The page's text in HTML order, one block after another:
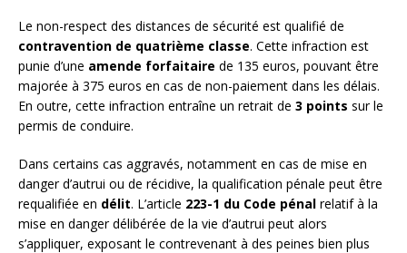
Le non-respect des distances de sécurité est qualifié de
contravention de quatrième classe. Cette infraction est
punie d’une amende forfaitaire de 135 euros, pouvant être
majorée à 375 euros en cas de non-paiement dans les délais.
En outre, cette infraction entraîne un retrait de 3 points sur le
permis de conduire.
Dans certains cas aggravés, notamment en cas de mise en
danger d’autrui ou de récidive, la qualification pénale peut être
requalifiée en délit. L’article 223-1 du Code pénal relatif à la
mise en danger délibérée de la vie d’autrui peut alors
s’appliquer, exposant le contrevenant à des peines bien plus